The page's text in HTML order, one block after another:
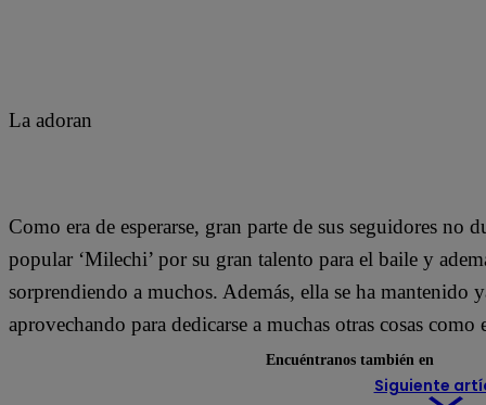
La adoran
Como era de esperarse, gran parte de sus seguidores
popular ‘Milechi’ por su gran talento para el baile y
sorprendiendo a muchos. Además, ella se ha mantenido
aprovechando para dedicarse a muchas otras cosas
Siguiente
Encuéntranos también en